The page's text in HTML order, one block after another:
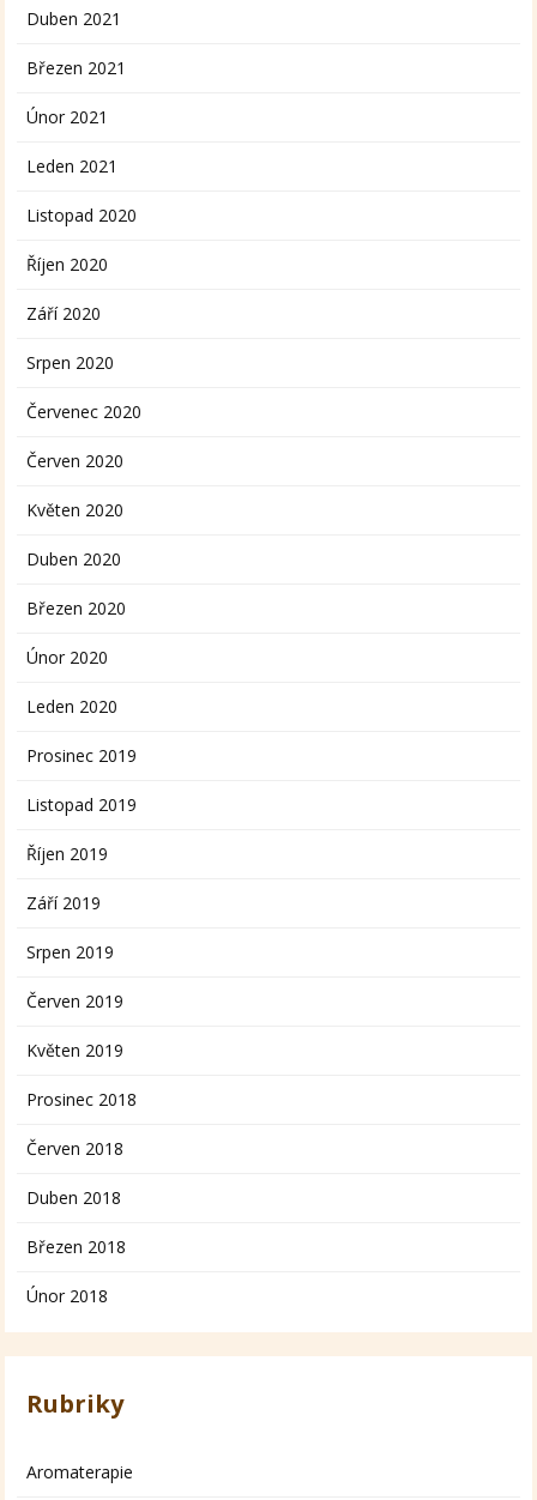
Duben 2021
Březen 2021
Únor 2021
Leden 2021
Listopad 2020
Říjen 2020
Září 2020
Srpen 2020
Červenec 2020
Červen 2020
Květen 2020
Duben 2020
Březen 2020
Únor 2020
Leden 2020
Prosinec 2019
Listopad 2019
Říjen 2019
Září 2019
Srpen 2019
Červen 2019
Květen 2019
Prosinec 2018
Červen 2018
Duben 2018
Březen 2018
Únor 2018
Rubriky
Aromaterapie